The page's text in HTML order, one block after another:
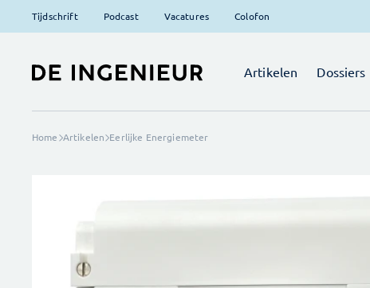
Tijdschrift Podcast Vacatures Colofon
Artikelen Dossiers
Home Artikelen Eerlijke Energiemeter